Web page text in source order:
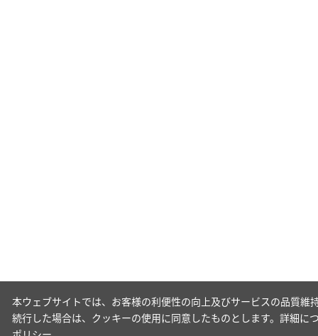
本ウェブサイトでは、お客様の利便性の向上及びサービスの品質
続行した場合は、クッキーの使用に同意したものとします。詳細